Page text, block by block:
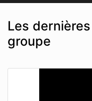
Les
groupe